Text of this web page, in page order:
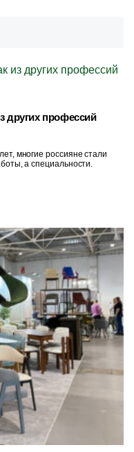
других профессий
многие россияне стали
а специальности.